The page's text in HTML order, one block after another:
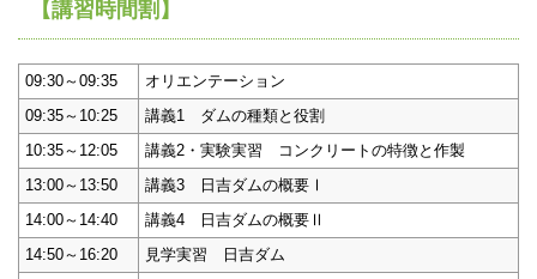
【講習時間割】
09:30～09:35
オリエンテーション
09:35～10:25
講義1 ダムの種類と役割
10:35～12:05
講義2・実験実習 コンクリートの特徴と作製
13:00～13:50
講義3 日吉ダムの概要Ⅰ
14:00～14:40
講義4 日吉ダムの概要Ⅱ
14:50～16:20
見学実習 日吉ダム